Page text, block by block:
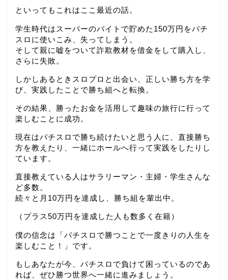
といってもこれはここ最近の話。
学生時代はスーパーのバイトで貯めた150万円をパチ
スロに使いこみ、失ってしまう。
そして親に嘘をついて詐欺教材を借金をして購入し、
さらに失敗。
しかしあるときスロプロと出会い、正しい勝ち方を学
び、実践したことで勝ち組へと転換。
その結果、勝ったお金を活用して趣味の旅行に行って
楽しむことに成功。
現在はパチスロで勝ち続けたいと思う人に、直接勝ち
方を教えたり、一緒にホールへ行って実践をしたりし
ています。
直接教えている人はサラリーマン・主婦・学生さんな
ど多数。
続々と月10万円を達成し、勝ち組を輩出中。
（プラス50万円を達成した人も数多く在籍）
僕の信念は「パチスロで勝つことで一度きりの人生を
楽しむこと！」です。
もしあなたが今、パチスロで負けて困っているのであ
れば、ぜひ勝つ世界へ一緒に進みましょう。